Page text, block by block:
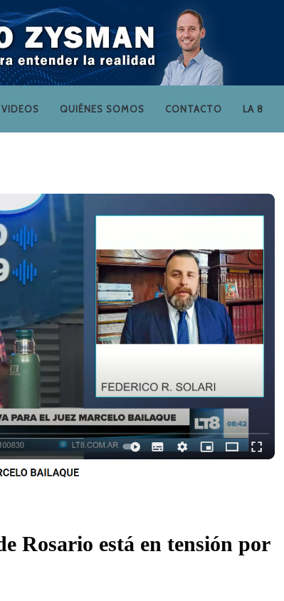
VIDEOS QUIÉNES SOMOS CONTACTO LA 8
Rosario está en tensión por